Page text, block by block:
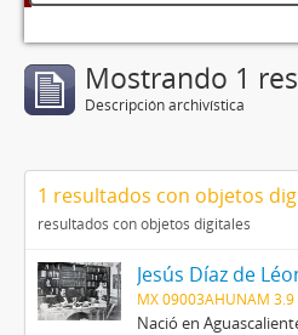
Mostrando 1
Descripción archivística
1 resultados con objetos
resultados con objetos digitales
Jesús Díaz de
MX 09003AHUNAM 3.9
Nació en